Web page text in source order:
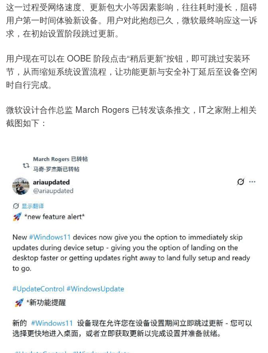
这一过程受网络速度、更新包大小等因素影响，往往耗时漫长，阻碍
用户第一时间体验新设备。用户对此抱怨已久，微软最终响应这一诉
求，在初始设置阶段跳过更新。
用户现在可以在 OOBE 阶段点击“稍后更新”按钮，即可跳过安装环
节，从而缩短系统设置流程，让功能更新与安全补丁延后至设备空闲
时自行完成。
微软设计合作总监 March Rogers 已转发该条推文，IT之家附上相关
截图如下：